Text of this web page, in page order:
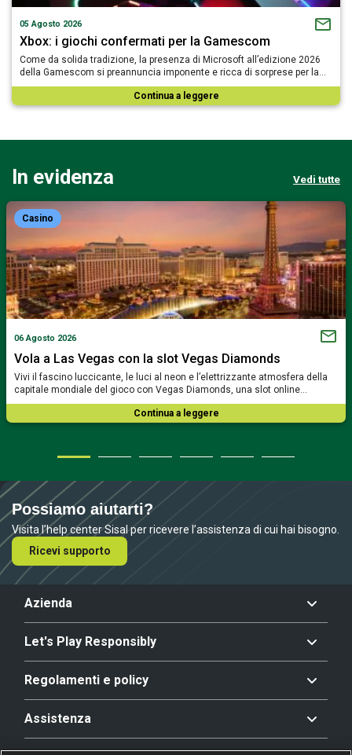
05 Agosto 2026
Xbox: i giochi confermati per la Gamescom
Come da solida tradizione, la presenza di Microsoft all’edizione 2026
della Gamescom si preannuncia imponente e ricca di sorprese per la…
Continua a leggere
In evidenza Vedi tutte
Casino
06 Agosto 2026
Vola a Las Vegas con la slot Vegas Diamonds
Vivi il fascino luccicante, le luci al neon e l’elettrizzante atmosfera della
capitale mondiale del gioco con Vegas Diamonds, una slot online…
Continua a leggere
Possiamo aiutarti?
Visita l’help center Sisal per ricevere l’assistenza di cui hai bisogno.
Ricevi supporto
Azienda
Let's Play Responsibly
Regolamenti e policy
Assistenza